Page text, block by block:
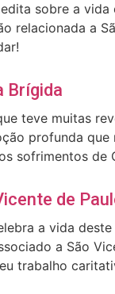
sobre a
relacionada a
Brígida
teve muitas
profunda
sofrimentos de
de
a vida
a São
trabalho